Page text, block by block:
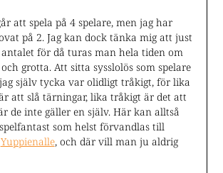
att spela på 4 spelare, men jag har
på 2. Jag kan dock tänka mig att just
för då turas man hela tiden om
grotta. Att sitta sysslolös som spelare
själv tycka var olidligt tråkigt, för lika
att slå tärningar, lika tråkigt är det att
de inte gäller en själv. Här kan alltså
som helst förvandlas till
Yuppienalle, och där vill man ju aldrig